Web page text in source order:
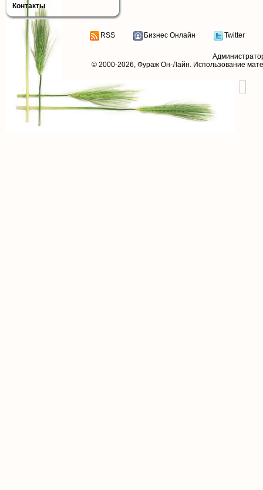
Контакты
RSS Бизнес Онлайн Twitter
© 2000-2026, Фураж Он-Лайн. Использование